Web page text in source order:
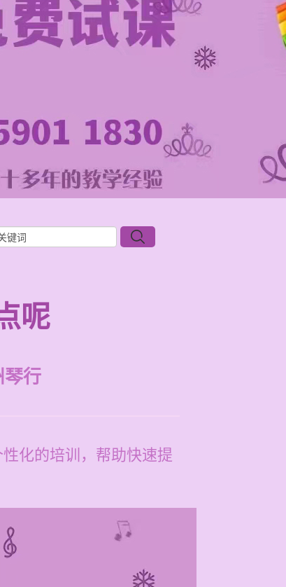
呢
琴行
化的培训，帮助快速提